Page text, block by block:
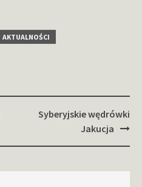
AKTUALNOŚCI
Syberyjskie wędrówki
Jakucja